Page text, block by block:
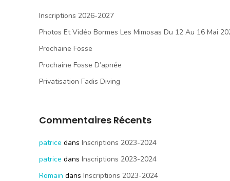
Inscriptions 2026-2027
Photos Et Vidéo Bormes Les Mimosas Du 12 Au 16 Mai
Prochaine Fosse
Prochaine Fosse D’apnée
Privatisation Fadis Diving
Commentaires Récents
patrice dans Inscriptions 2023-2024
patrice dans Inscriptions 2023-2024
Romain dans Inscriptions 2023-2024